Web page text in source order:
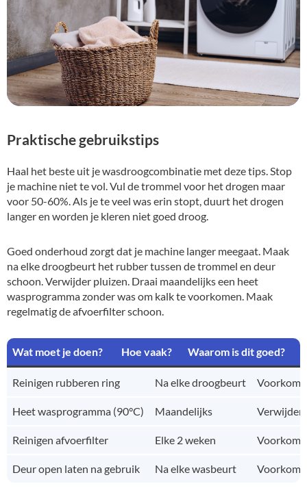
Praktische gebruikstips
Haal het beste uit je wasdroogcombinatie met deze tips. Stop
je machine niet te vol. Vul de trommel voor het drogen maar
voor 50-60%. Als je te veel was erin stopt, duurt het drogen
langer en worden je kleren niet goed droog.
Goed onderhoud zorgt dat je machine langer meegaat. Maak
na elke droogbeurt het rubber tussen de trommel en deur
schoon. Verwijder pluizen. Draai maandelijks een heet
wasprogramma zonder was om kalk te voorkomen. Maak
regelmatig de afvoerfilter schoon.
Wat moet je doen? Hoe vaak? Waarom is dit goed?
Reinigen rubberen ring Na elke droogbeurt Voorkomt
Heet wasprogramma (90°C) Maandelijks
Reinigen afvoerfilter Elke 2 weken Voorkomt
Deur open laten na gebruik Na elke wasbeurt Voorkomt